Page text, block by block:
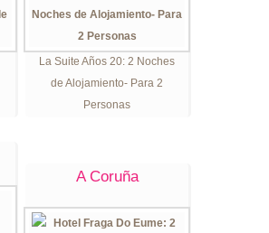
La Suite Años 20: 2 Noches
de Alojamiento- Para 2
Personas
A Coruña